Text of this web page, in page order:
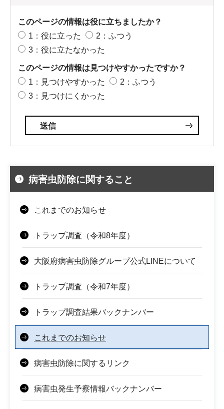
このページの情報は役に立ちましたか？
1：役に立った
2：ふつう
3：役に立たなかった
このページの情報は見つけやすかったですか？
1：見つけやすかった
2：ふつう
3：見つけにくかった
病害虫防除に関すること
これまでのお知らせ
トラップ調査（令和8年度）
大阪府病害虫防除グループ公式LINEについて
トラップ調査（令和7年度）
トラップ調査結果バックナンバー
これまでのお知らせ
病害虫防除に関するリンク
病害虫発生予察情報バックナンバー